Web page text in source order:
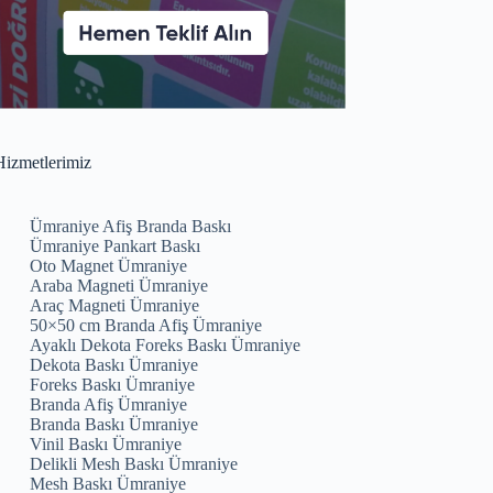
Ümraniye Afiş Branda Baskı
Ümraniye Pankart Baskı
Oto Magnet Ümraniye
Araba Magneti Ümraniye
Araç Magneti Ümraniye
50×50 cm Branda Afiş Ümraniye
Ayaklı Dekota Foreks Baskı Ümraniye
Dekota Baskı Ümraniye
Foreks Baskı Ümraniye
Branda Afiş Ümraniye
Branda Baskı Ümraniye
Vinil Baskı Ümraniye
Delikli Mesh Baskı Ümraniye
Mesh Baskı Ümraniye